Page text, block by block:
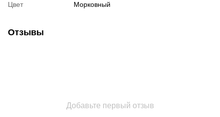
Цвет Морковный
Отзывы
Добавьте первый отзыв